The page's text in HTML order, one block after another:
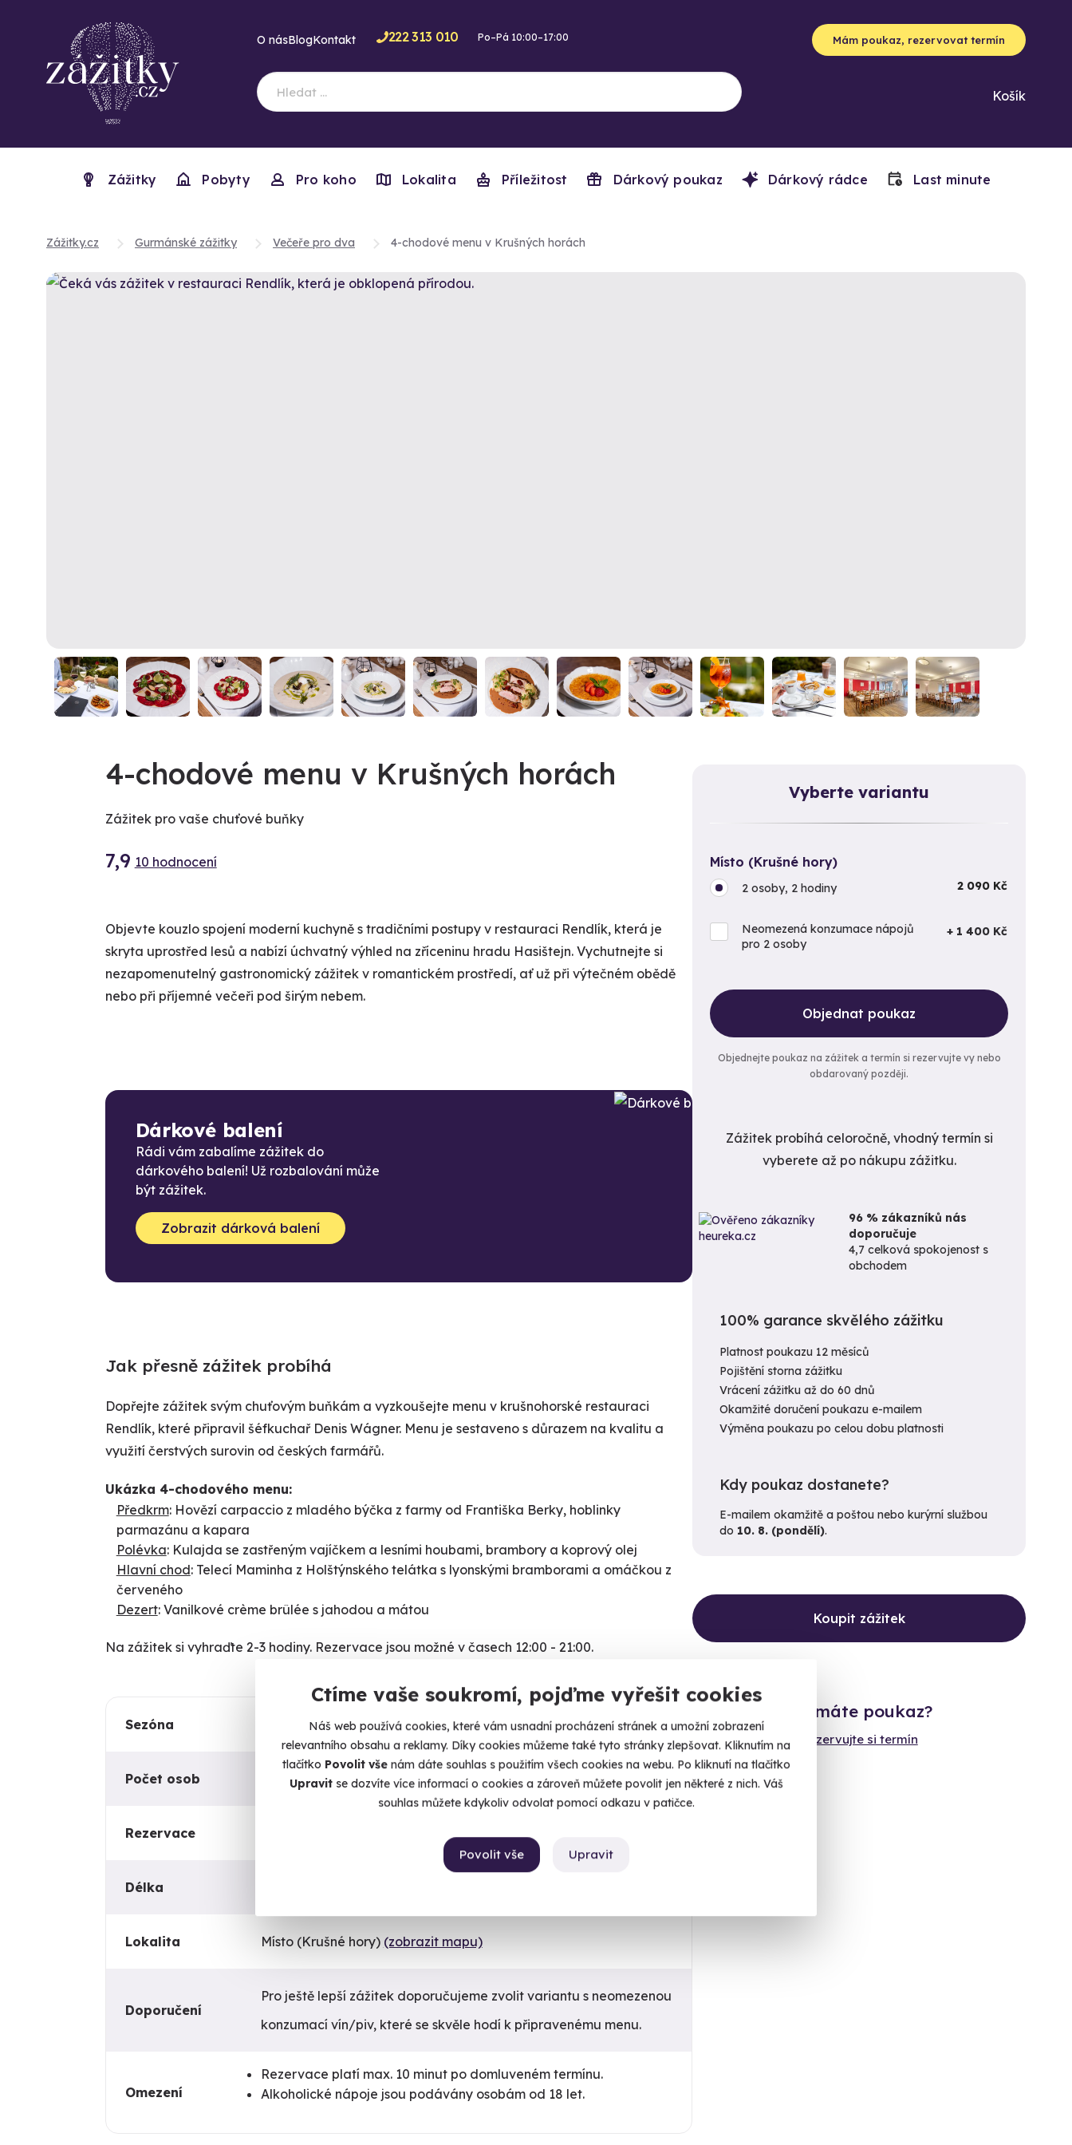
Ctíme vaše soukromí, pojďme vyřešit cookies
Náš web používá cookies, které vám usnadní procházení stránek a umožní zobrazení
relevantního obsahu a reklamy. Díky cookies můžeme také tyto stránky zlepšovat. Kliknutím na
tlačítko Povolit vše nám dáte souhlas s použitím všech cookies na webu. Po kliknutí na tlačítko
Upravitse dozvíte více informací o cookies a zároveň můžete povolit jen některé z nich. Váš
souhlas můžete kdykoliv odvolat pomocí odkazu v patičce.
Upravit
Povolit vše
O násBlogKontakt 222 313 010 Po–Pá 10:00–17:00 Mám poukaz, rezervovat termín
Košík
Zážitky Pobyty Pro koho Lokalita Příležitost Dárkový poukaz Dárkový rádce Last minute
Zážitky.cz Gurmánské zážitky Večeře pro dva 4-chodové menu v Krušných horách
Vyberte variantu
Místo (Krušné hory)
2 osoby, 2 hodiny 2 090 Kč
Neomezená konzumace nápojů
pro 2 osoby
+ 1 400 Kč
Objednat poukaz
Objednejte poukaz na zážitek a termín si rezervujte vy nebo
obdarovaný později.
Zážitek probíhá celoročně, vhodný termín si
vyberete až po nákupu zážitku.
96 % zákazníků nás
doporučuje
4,7 celková spokojenost s
obchodem
100% garance skvělého zážitku
Platnost poukazu 12 měsíců
Pojištění storna zážitku
Vrácení zážitku až do 60 dnů
Okamžité doručení poukazu e-mailem
Výměna poukazu po celou dobu platnosti
Kdy poukaz dostanete?
E-mailem okamžitě a poštou nebo kurýrní službou
do 10. 8. (pondělí).
Koupit zážitek
Již máte poukaz?
Rezervujte si termín
4-chodové menu v Krušných horách
Zážitek pro vaše chuťové buňky
7,9 10 hodnocení
Objevte kouzlo spojení moderní kuchyně s tradičními postupy v restauraci Rendlík, která je
skryta uprostřed lesů a nabízí úchvatný výhled na zříceninu hradu Hasištejn. Vychutnejte si
nezapomenutelný gastronomický zážitek v romantickém prostředí, ať už při výtečném obědě
nebo při příjemné večeři pod širým nebem.
Dárkové balení
Rádi vám zabalíme zážitek do
dárkového balení! Už rozbalování může
být zážitek.
Zobrazit dárková balení
Jak přesně zážitek probíhá
Dopřejte zážitek svým chuťovým buňkám a vyzkoušejte menu v krušnohorské restauraci
Rendlík, které připravil šéfkuchař Denis Wágner. Menu je sestaveno s důrazem na kvalitu a
využití čerstvých surovin od českých farmářů.
Ukázka 4-chodového menu:
Předkrm: Hovězí carpaccio z mladého býčka z farmy od Františka Berky, hoblinky
parmazánu a kapara
Polévka: Kulajda se zastřeným vajíčkem a lesními houbami, brambory a koprový olej
Hlavní chod: Telecí Maminha z Holštýnského telátka s lyonskými bramborami a omáčkou z
červeného
Dezert: Vanilkové crème brûlée s jahodou a mátou
Na zážitek si vyhraďte 2-3 hodiny. Rezervace jsou možné v časech 12:00 - 21:00.
Sezóna Celoroční
Počet osob
Rezervace
Délka
Lokalita Místo (Krušné hory) (zobrazit mapu)
Doporučení
Pro ještě lepší zážitek doporučujeme zvolit variantu s neomezenou
konzumací vín/piv, které se skvěle hodí k připravenému menu.
Omezení
Rezervace platí max. 10 minut po domluveném termínu.
Alkoholické nápoje jsou podávány osobám od 18 let.